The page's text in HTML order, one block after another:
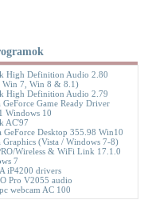
High Definition Audio 2.80
Win 7, Win 8 & 8.1)
High Definition Audio 2.79
GeForce Game Ready Driver
Windows 10
AC'97
GeForce Desktop 355.98 Win10
Graphics (Vista / Windows 7-8)
Wireless & WiFi Link 17.1.0
7
iP4200 drivers
Pro V2055 audio
webcam AC 100